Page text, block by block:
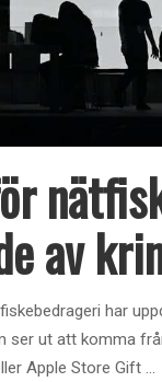
av
har
ser ut att komma
Apple Store Gift ...